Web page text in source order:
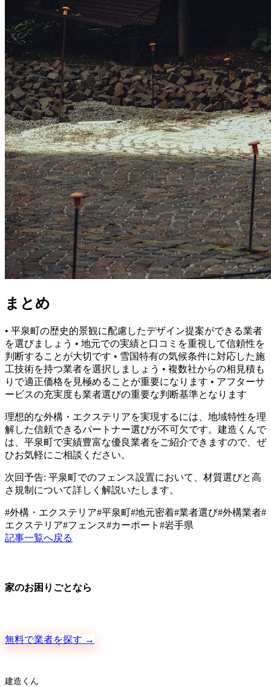
まとめ
• 平泉町の歴史的景観に配慮したデザイン提案ができる業者
を選びましょう • 地元での実績と口コミを重視して信頼性を
判断することが大切です • 雪国特有の気候条件に対応した施
工技術を持つ業者を選択しましょう • 複数社からの相見積も
りで適正価格を見極めることが重要になります • アフターサ
ービスの充実度も業者選びの重要な判断基準となります
理想的な外構・エクステリアを実現するには、地域特性を理
解した信頼できるパートナー選びが不可欠です。建造くんで
は、平泉町で実績豊富な優良業者をご紹介できますので、ぜ
ひお気軽にご相談ください。
次回予告: 平泉町でのフェンス設置において、材質選びと高
さ規制について詳しく解説いたします。
#外構・エクステリア#平泉町#地元密着#業者選び#外構業者#
エクステリア#フェンス#カーポート #岩手県
記事一覧へ戻る
家のお困りごとなら
無料で業者を探す →
建造くん